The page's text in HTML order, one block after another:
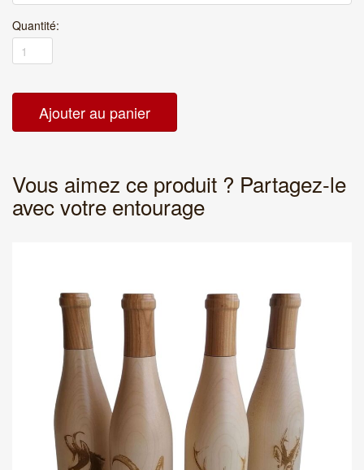
Quantité:
Vous aimez ce produit ? Partagez-le
avec votre entourage